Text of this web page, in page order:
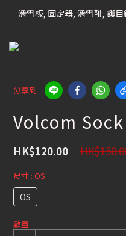
凡購滿HK$699 香港
滑雪板, 固定器, 滑雪靴, 護
我們提供全球運送
分享到
Volcom
HK$120.00
尺寸 : OS
OS
數量